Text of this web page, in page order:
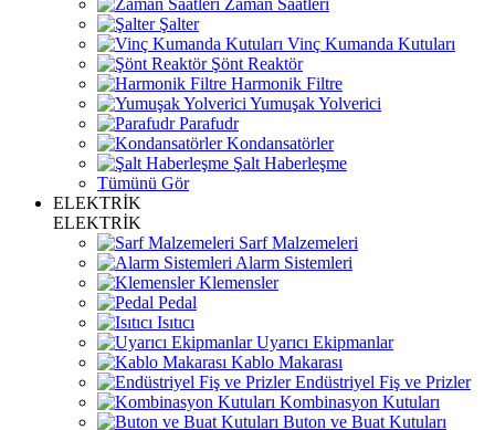
Zaman Saatleri
Şalter
Vinç Kumanda Kutuları
Şönt Reaktör
Harmonik Filtre
Yumuşak Yolverici
Parafudr
Kondansatörler
Şalt Haberleşme
Tümünü Gör
ELEKTRİK
ELEKTRİK
Sarf Malzemeleri
Alarm Sistemleri
Klemensler
Pedal
Isıtıcı
Uyarıcı Ekipmanlar
Kablo Makarası
Endüstriyel Fiş ve Prizler
Kombinasyon Kutuları
Buton ve Buat Kutuları